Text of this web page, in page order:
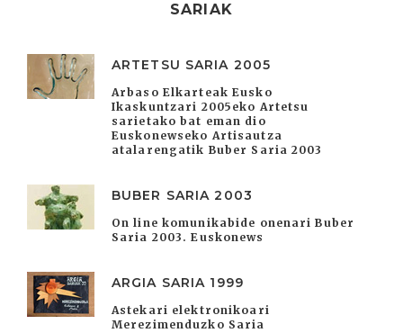
SARIAK
ARTETSU SARIA 2005
Arbaso Elkarteak Eusko
Ikaskuntzari 2005eko Artetsu
sarietako bat eman dio
Euskonewseko Artisautza
atalarengatik Buber Saria 2003
BUBER SARIA 2003
On line komunikabide onenari Buber
Saria 2003. Euskonews
ARGIA SARIA 1999
Astekari elektronikoari
Merezimenduzko Saria